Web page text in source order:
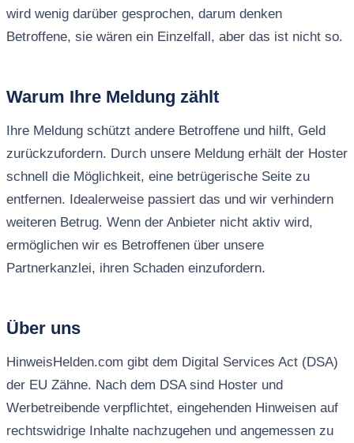
wird wenig darüber gesprochen, darum denken
Betroffene, sie wären ein Einzelfall, aber das ist nicht so.
Warum Ihre Meldung zählt
Ihre Meldung schützt andere Betroffene und hilft, Geld
zurückzufordern. Durch unsere Meldung erhält der Hoster
schnell die Möglichkeit, eine betrügerische Seite zu
entfernen. Idealerweise passiert das und wir verhindern
weiteren Betrug. Wenn der Anbieter nicht aktiv wird,
ermöglichen wir es Betroffenen über unsere
Partnerkanzlei, ihren Schaden einzufordern.
Über uns
HinweisHelden.com gibt dem Digital Services Act (DSA)
der EU Zähne. Nach dem DSA sind Hoster und
Werbetreibende verpflichtet, eingehenden Hinweisen auf
rechtswidrige Inhalte nachzugehen und angemessen zu